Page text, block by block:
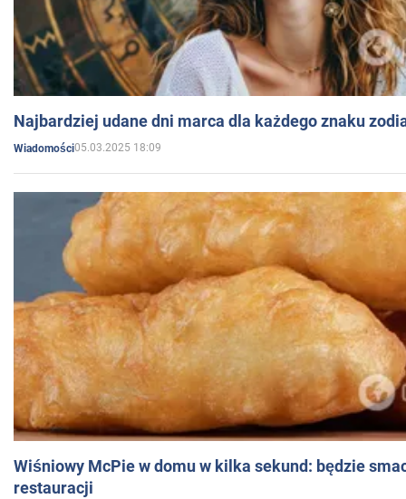
Najbardziej udane dni marca dla każdego znaku
Wiadomości05.03.2025 18:09
Wiśniowy McPie w domu w kilka sekund: będzie
restauracji